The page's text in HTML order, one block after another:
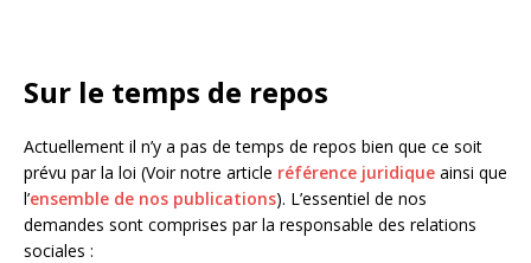
Sur le temps de repos
Actuellement il n’y a pas de temps de repos bien que ce soit
prévu par la loi (Voir notre article référence juridique ainsi que
l’ensemble de nos publications). L’essentiel de nos
demandes sont comprises par la responsable des relations
sociales :